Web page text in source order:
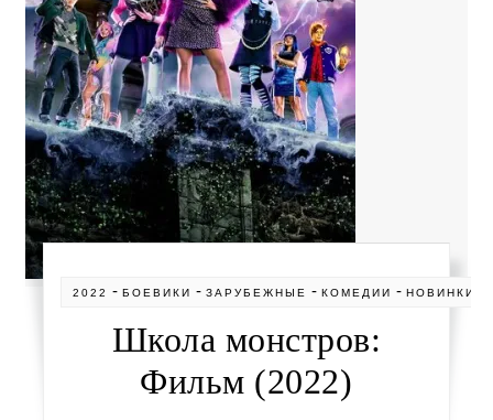
2022 -БОЕВИКИ -ЗАРУБЕЖНЫЕ -КОМЕДИИ -НОВИНКИ
Школа монстров:
Фильм (2022)